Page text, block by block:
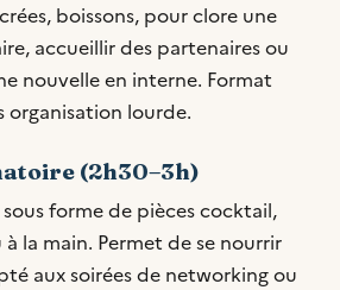
boissons, pour clore une
accueillir des partenaires ou
nouvelle en interne. Format
organisation lourde.
(2h30–3h)
forme de pièces cocktail,
la main. Permet de se nourrir
aux soirées de networking ou